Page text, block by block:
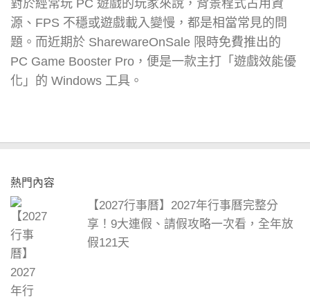
對於經常玩 PC 遊戲的玩家來說，背景程式占用資
源、FPS 不穩或遊戲載入變慢，都是相當常見的問
題。而近期於 SharewareOnSale 限時免費推出的
PC Game Booster Pro，便是一款主打「遊戲效能優
化」的 Windows 工具。
熱門內容
【2027行事曆】2027年行事曆完整分
享！9大連假、請假攻略一次看，全年放
假121天